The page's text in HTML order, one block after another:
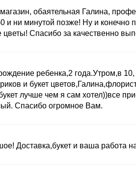
обаятельная Галина,
и ни минутой позже! Ну и конечно
Спасибо за качественно
ребенка,2 года.Утром,в 10,
и букет
лучше чем я сам хотел))все
Спасибо огромное Вам.
Доставка,букет и ваша работа